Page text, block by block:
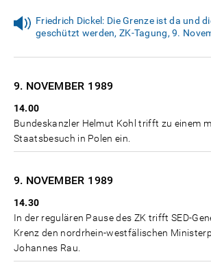
Friedrich Dickel: Die Grenze ist da und
geschützt werden, ZK-Tagung, 9.
9. NOVEMBER 1989
14.00
Bundeskanzler Helmut Kohl trifft zu einem
Staatsbesuch in Polen ein.
9. NOVEMBER 1989
14.30
In der regulären Pause des ZK trifft SED-
Krenz den nordrhein-westfälischen
Johannes Rau.